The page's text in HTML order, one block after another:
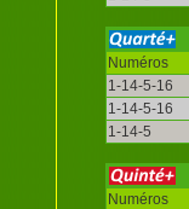
Numéros
1-14-5-16
1-14-5-16
1-14-5
Numéros